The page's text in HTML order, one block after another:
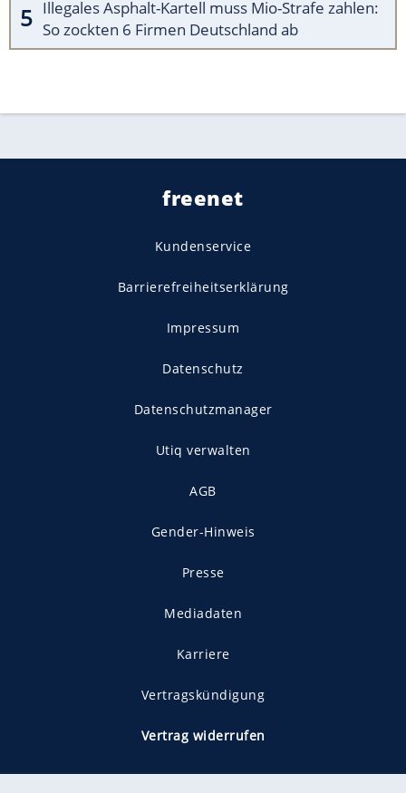
Illegales Asphalt-Kartell muss Mio-Strafe zahlen:
So zockten 6 Firmen Deutschland ab
freenet
Kundenservice
Barrierefreiheitserklärung
Impressum
Datenschutz
Datenschutzmanager
Utiq verwalten
AGB
Gender-Hinweis
Presse
Mediadaten
Karriere
Vertragskündigung
Vertrag widerrufen